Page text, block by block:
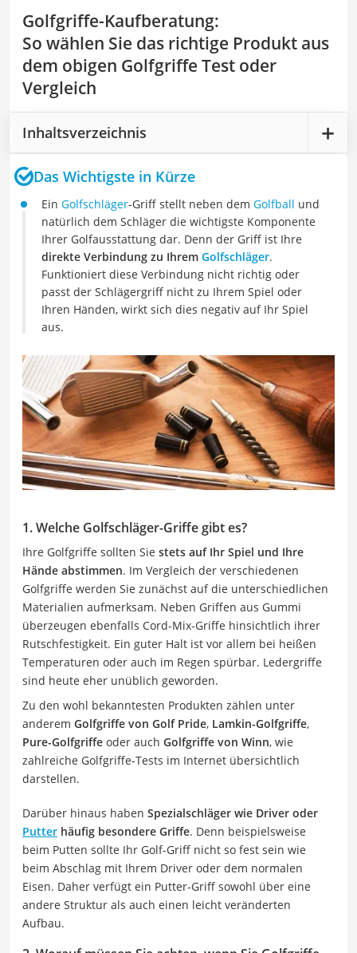
Golfgriffe-Kaufberatung:
So wählen Sie das richtige Produkt aus
dem obigen Golfgriffe Test oder
Vergleich
Inhaltsverzeichnis
Das Wichtigste in Kürze
Ein Golfschläger-Griff stellt neben dem Golfball und
natürlich dem Schläger die wichtigste Komponente
Ihrer Golfausstattung dar. Denn der Griff ist Ihre
direkte Verbindung zu Ihrem Golfschläger.
Funktioniert diese Verbindung nicht richtig oder
passt der Schlägergriff nicht zu Ihrem Spiel oder
Ihren Händen, wirkt sich dies negativ auf Ihr Spiel
aus.
1. Welche Golfschläger-Griffe gibt es?
Ihre Golfgriffe sollten Sie stets auf Ihr Spiel und Ihre
Hände abstimmen. Im Vergleich der verschiedenen
Golfgriffe werden Sie zunächst auf die unterschiedlichen
Materialien aufmerksam. Neben Griffen aus Gummi
überzeugen ebenfalls Cord-Mix-Griffe hinsichtlich ihrer
Rutschfestigkeit. Ein guter Halt ist vor allem bei heißen
Temperaturen oder auch im Regen spürbar. Ledergriffe
sind heute eher unüblich geworden.
Zu den wohl bekanntesten Produkten zählen unter
anderem Golfgriffe von Golf Pride, Lamkin-Golfgriffe,
Pure-Golfgriffe oder auch Golfgriffe von Winn, wie
zahlreiche Golfgriffe-Tests im Internet übersichtlich
darstellen.
Darüber hinaus haben Spezialschläger wie Driver oder
Putter häufig besondere Griffe. Denn beispielsweise
beim Putten sollte Ihr Golf-Griff nicht so fest sein wie
beim Abschlag mit Ihrem Driver oder dem normalen
Eisen. Daher verfügt ein Putter-Griff sowohl über eine
andere Struktur als auch einen leicht veränderten
Aufbau.